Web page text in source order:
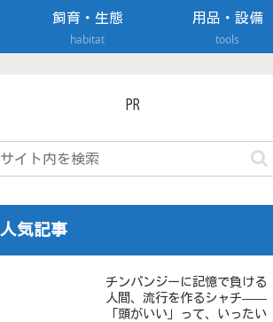
飼育・生態
habitat
用品・設備
tools
PR
人気記事
チンパンジーに記憶で負ける
人間、流行を作るシャチ——
「頭がいい」って、いったい